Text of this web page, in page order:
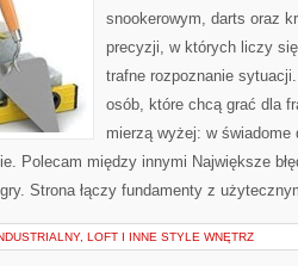
snookerowym, darts oraz
precyzji, w których liczy
trafne rozpoznanie
osób, które chcą grać dla
mierzą wyżej: w świadome
Polecam między innymi Największe
Strona łączy fundamenty z
LOFT I INNE STYLE WNĘTRZ